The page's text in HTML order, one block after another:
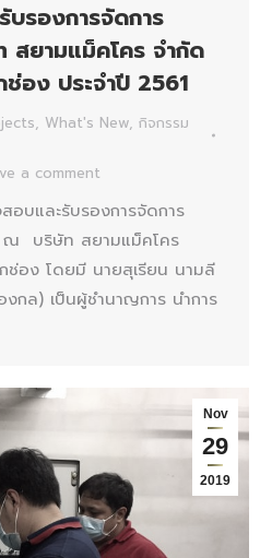
บรองการจัดการ
สยามแม็คโคร จำกัด
อง ประจำปี 2561
, What's New, กิจกรรม
a comment
อบและรับรองการจัดการ
ณ บริษัท สยามแม็คโคร
ช่อง โดยมี นายสุเรียน นามลี
งกล) เป็นผู้ชำนาญการ นำการ
Nov
29
2019